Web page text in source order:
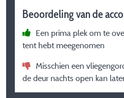
Beoordeling van de
Een prima plek om te
tent hebt meegenomen
Misschien een
de deur nachts open kan